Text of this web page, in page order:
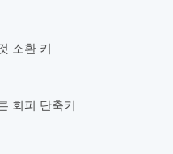
소환 키
회피 단축키